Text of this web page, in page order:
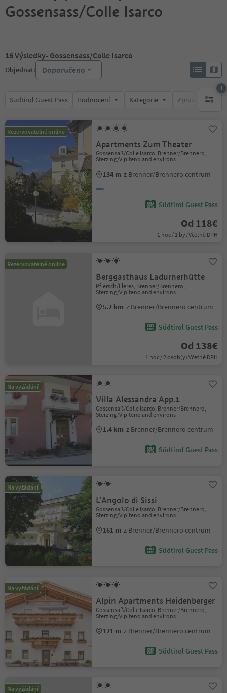
Gossensass/Colle Isarco
16Výsledky- Gossensass/Colle Isarco
Objednat: Doporučeno
Südtirol Guest Pass Hodnocení Kategorie Zpracovává
1
1
Rezervovatelné online
Apartments Zum Theater
Gossensaß/Colle Isarco, Brenner/Brennero,
Sterzing/Vipiteno and environs
134 m z Brenner/Brennero centrum
Südtirol Guest Pass
Od 118€
1 noc / 1 byt Včetně DPH
Rezervovatelné online
Berggasthaus Ladurnerhütte
Pflersch/Fleres, Brenner/Brennero,
Sterzing/Vipiteno and environs
5.2 km z Brenner/Brennero centrum
Südtirol Guest Pass
Od 138€
1 noc / 2 osob(y) Včetně DPH
Na vyžádání
Villa Alessandra App.1
Gossensaß/Colle Isarco, Brenner/Brennero,
Sterzing/Vipiteno and environs
1.4 km z Brenner/Brennero centrum
Südtirol Guest Pass
Na vyžádání
L'Angolo di Sissi
Gossensaß/Colle Isarco, Brenner/Brennero,
Sterzing/Vipiteno and environs
161 m z Brenner/Brennero centrum
Südtirol Guest Pass
Na vyžádání
Alpin Apartments Heidenberger
Gossensaß/Colle Isarco, Brenner/Brennero,
Sterzing/Vipiteno and environs
121 m z Brenner/Brennero centrum
Südtirol Guest Pass
Na vyžádání